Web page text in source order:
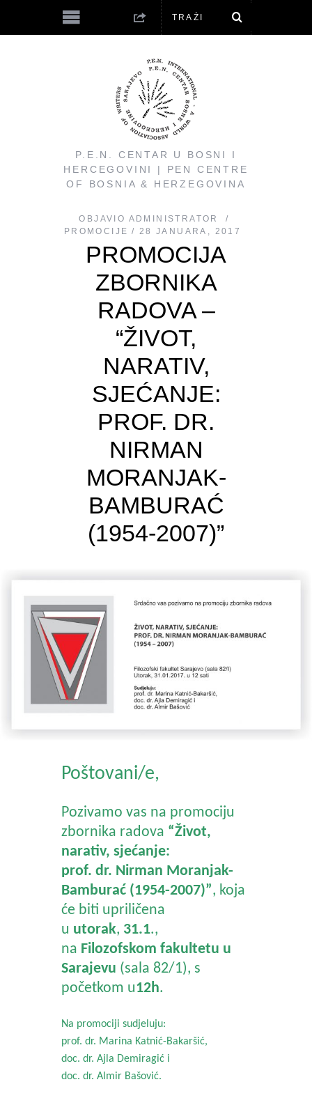
P.E.N. CENTAR U BOSNI I
HERCEGOVINI | PEN CENTRE
OF BOSNIA & HERZEGOVINA
OBJAVIO ADMINISTRATOR
PROMOCIJE
28 JANUARA, 2017
PROMOCIJA
ZBORNIKA
RADOVA –
“ŽIVOT,
NARATIV,
SJEĆANJE:
PROF. DR.
NIRMAN
MORANJAK-
BAMBURAĆ
(1954-2007)”
Poštovani/e,
Pozivamo vas na promociju
zbornika radova “Život,
narativ, sjećanje:
prof. dr. Nirman Moranjak-
Bamburać (1954-2007)”, koja
će biti upriličena
u utorak, 31.1.,
na Filozofskom fakultetu u
Sarajevu (sala 82/1), s
početkom u12h.
Na promociji sudjeluju:
prof. dr. Marina Katnić-Bakaršić,
doc. dr. Ajla Demiragić i
doc. dr. Almir Bašović.